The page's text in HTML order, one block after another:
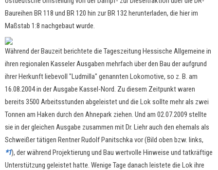
Baureihen BR 118 und BR 120 hin zur BR 132 herunterladen, die hier im
Maßstab 1:8 nachgebaut wurde.
Während der Bauzeit berichtete die Tageszeitung Hessische Allgemeine in
ihren regionalen Kasseler Ausgaben mehrfach über den Bau der aufgrund
ihrer Herkunft liebevoll "Ludmilla" genannten Lokomotive, so z. B. am
16.08.2004 in der Ausgabe Kassel-Nord. Zu diesem Zeitpunkt waren
bereits 3500 Arbeitsstunden abgeleistet und die Lok sollte mehr als zwei
Tonnen am Haken durch den Ahnepark ziehen. Und am 02.07.2009 stellte
sie in der gleichen Ausgabe zusammen mit Dr. Liehr auch den ehemals als
Schweißer tätigen Rentner Rudolf Panitschka vor (Bild oben bzw. links,
*1), der während Projektierung und Bau wertvolle Hinweise und tatkräftige
Unterstützung geleistet hatte. Wenige Tage danach leistete die Lok ihre